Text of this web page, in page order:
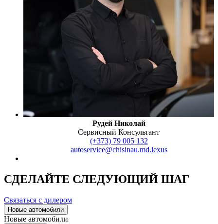
Рудей Николай
Сервисный Консультант
(+373) 79 005 132
autoservice@chisinau.md.lexus
СДЕЛАЙТЕ СЛЕДУЮЩИЙ ШАГ
Связаться с дилером
Новые автомобили
Новые автомобили